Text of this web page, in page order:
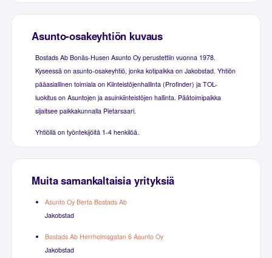
Asunto-osakeyhtiön kuvaus
Bostads Ab Bonäs-Husen Asunto Oy perustettiin vuonna 1978.
Kyseessä on asunto-osakeyhtiö, jonka kotipaikka on Jakobstad. Yhtiön
pääasiallinen toimiala on Kiinteistöjenhallinta (Profinder) ja TOL-
luokitus on Asuntojen ja asuinkiinteistöjen hallinta. Päätoimipaikka
sijaitsee paikkakunnalla Pietarsaari.
Yhtiöllä on työntekijöitä 1-4 henkilöä.
Muita samankaltaisia yrityksiä
Asunto Oy Berta Bostads Ab
Jakobstad
Bostads Ab Herrholmsgatan 6 Asunto Oy
Jakobstad